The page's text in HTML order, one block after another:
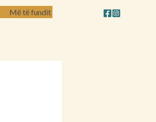
Më të fundit